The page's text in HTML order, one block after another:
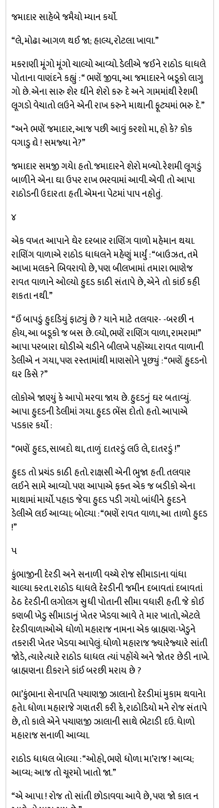
જમાદાર સાહેબે જમૈયો મ્યાન કર્યો.
“લે, મોઢા આગળ થઈ જા; હાલ્ય, રોટલા ખાવા.”
મકરાણી મૂંગો મૂંગો ચાલ્યો આવ્યો. ડેલીએ જઈને રાઠોડ ધાધલે
પોતાના વાણંદને કહ્યું : “ ભણેં જીવા, આ જમાદારને બડૂકો લાગુ
ગો છે. એના સારુ શેર ઘીને શેરો કરુ દે અને ગામમાંથી રેશમી
લૂગડો વેચાતો લઉને એની રાખ કરુને માથાની ફૂટ્યમાં ભરુ દે.”
“અને ભણેં જમાદાર, આજ પછી આવું કરશો મા, હો કે? કોક
વગાડુ દ્યે ! સમજ્યા ને?”
જમાદાર સમજી ગયેા હતો. જમાદારને શેરો મળ્યો. રેશમી લૂગડું
બાળીને એના ઘા ઉપર રાખ ભરવામાં આવી. એવી તો આપા
રાઠોડની ઉદારતા હતી. એમના પેટમાં પાપ નહોતું.
૪
એક વખત આપાને ઘેર દરબાર રાણિંગ વાળો મહેમાન થયા.
રાણિંગ વાળાએ રાઠોડ ધાધલને મહેણું માર્યું : “બાઉઝત, તમે
આખા મલકને બિવરાવો છે, પણ બીલખામાં તમારા ભાણેજ
રાવત વાળાને ઓલ્યો હુદડ કાઠી સંતાપે છે, એને તો કાંઈ કહી
શકતા નથી.”
“ઈં બાપડું હુદડિયું ફાટ્યું છે ? યાને માટે તલવાર- -બરછી ન
હોય, આ બડૂકો જ બસ છે. લ્યો, ભણેં રાણિંગ વાળા, રામરામ!”
આપા પરબારા ઘોડીએ ચડીને બીલખે પહોંચ્યા. રાવત વાળાની
ડેલીએ ન ગયા, પણ રસ્તામાંથી માણસોને પૂછ્યું : “ભણેં હુદડનો
ઘર કિસે ?”
લોકોએ જાણ્યું કે આપો મરવા જાય છે. હુદડનું ઘર બતાવ્યું.
આપા હુદડની ડેલીમાં ગયા. હુદડ ભેંસ દોતો હતો. આપાએ
પડકાર કર્યો :
“ભણેં હુદડ, સાબદો થા, તાળું દાતરડું લઉ લે, દાતરડું !”
હુદડ તો પ્રચંડ કાઠી હતો. રાક્ષસી એની ભુજા હતી. તલવાર
લઈને સામે આવ્યો. પણ આપાએ ફક્ત એક જ બડીકો એના
માથામાં માર્યો. પહાડ જેવા હુદડ પડી ગયો. બાંધીને હુદડને
ડેલીએ લઈ આવ્યા; બોલ્યા : “ભણેં રાવત વાળા, આ તાળો હુદડ
!”
પ
કુંભાજીની દેરડી અને સનાળી વચ્ચે રોજ સીમાડાના વાંધા
ચાલ્યા કરતા. રાઠોડ ધાધલે દેરડીની જમીન દબાવતાં દબાવતાં
ઠેઠ દેરડીની લગોલગ સુધી પોતાની સીમા વધારી હતી. જે કોઈ
કણબી ખેડુ સીમાડાનું ખેતર ખેડવા આવે તે માર ખાતો, એટલે
દેરડીવાળાઓએ ધોળો મહારાજ નામના એક બ્રાહ્મણ-ખેડુને
તકરારી ખેતર ખેડવા આપેલું. ધોળો મહારાજ જ્યારેજ્યારે સાંતી
જોડે, ત્યારેત્યારે રાઠોડ ધાધલ ત્યાં પહોંચે અને જોતર છેડી નાખે.
બ્રાહ્મણના દીકરાને કાંઈ બરછી મરાય છે ?
ભા’કુંભાના સેનાપતિ પચાણજી ઝાલાનો દેરડીમાં મુકામ થવાનેા
હતેા. ધોળા મહારાજે ગણતરી કરી કે, રાઠોડિયો મને રોજ સંતાપે
છે, તો કાલે એને પચાણજી ઝાલાની સાથે ભેટાડી દઉ. ધેાળો
મહારાજ સનાળી આવ્યા.
રાઠોડ ધાધલ બેાલ્યા : “ઓહો, ભણે ધોળા મા’રાજ ! આવ્ય;
આવ્ય; આજ તો ચૂરમો ખાતો જા.”
“એ આપા ! રોજ તો સાંતી છોડાવવા આવે છે, પણ જો કાલ ન